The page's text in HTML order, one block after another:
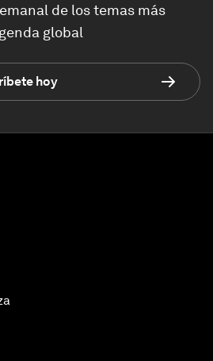
de los temas más
global
hoy